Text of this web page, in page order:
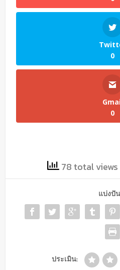
0
0
78 total views
แบ่งปั
ประเมิน: